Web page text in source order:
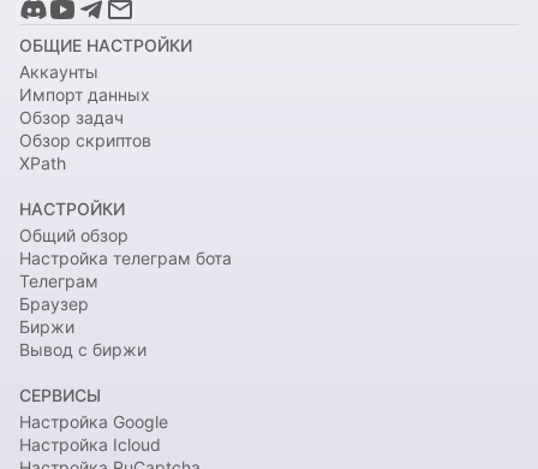
ОБЩИЕ НАСТРОЙКИ
Аккаунты
Импорт данных
Обзор задач
Обзор скриптов
XPath
НАСТРОЙКИ
Общий обзор
Настройка телеграм бота
Телеграм
Браузер
Биржи
Вывод с биржи
СЕРВИСЫ
Настройка Google
Настройка Icloud